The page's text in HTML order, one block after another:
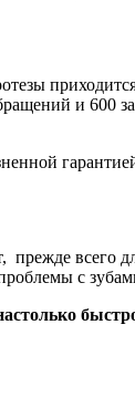
и 600
прежде всего
с